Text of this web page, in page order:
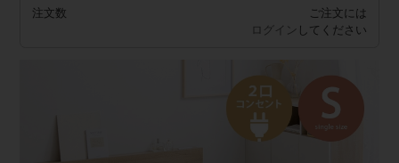
注文数
ご注文には
ログイン してください